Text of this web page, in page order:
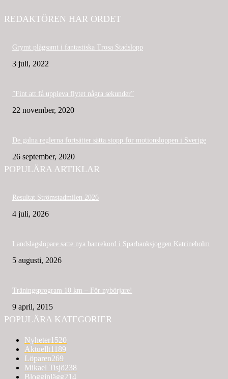
REDAKTÖREN HAR ORDET
Grymt plågsamt i fantastiska Trosa Stadslopp
3 juli, 2022
”Fint att få uppleva flytet några sekunder”
22 november, 2020
De galna reglerna fortsätter sätta stopp för motionsloppen i Sverige
26 september, 2020
POPULÄRA ARTIKLAR
Resultat Strömstadmilen 2026
4 juli, 2026
Landslagslöpare satte nya banrekord i Sparbanksjoggen Katrineholm
5 augusti, 2026
Träningsprogram 10 km – För nybörjare!
9 april, 2015
POPULÄRA KATEGORIER
Nyheter1520
Aktuellt1189
Löparen269
Mikael Tisjö238
Blogginlägg214